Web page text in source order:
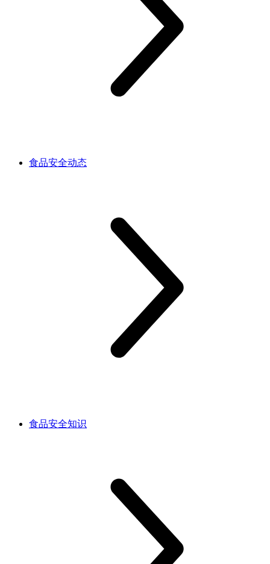
食品安全动态
食品安全知识